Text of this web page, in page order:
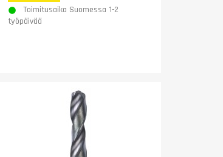
Toimitusaika Suomessa 1-2
työpäivää